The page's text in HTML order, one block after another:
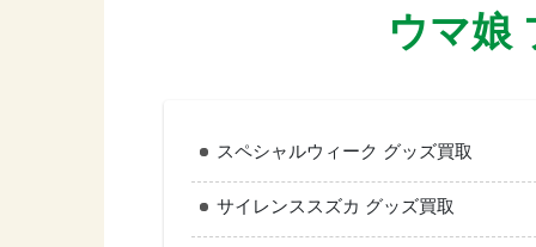
ウマ娘
スペシャルウィーク グッズ買取
サイレンススズカ グッズ買取